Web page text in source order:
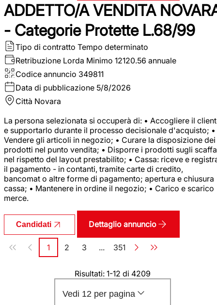
ADDETTO/A VENDITA
- Categorie Protette L.68/99
Tipo di contratto Tempo determinato
Retribuzione Lorda Minimo 12120.56 annuale
Codice annuncio 349811
Data di pubblicazione 5/8/2026
Città Novara
La persona selezionata si occuperà di: • Accogliere il
e supportarlo durante il processo decisionale d'acquisto; •
Vendere gli articoli in negozio; • Curare la disposizione dei
prodotti nel punto vendita; • Disporre i prodotti sugli
nel rispetto del layout prestabilito; • Cassa: riceve e
il pagamento - in contanti, tramite carte di credito,
bancomat o altre forme di pagamento; apertura e chiusura
cassa; • Mantenere in ordine il negozio; • Carico e scarico
merce.
Candidati Dettaglio annuncio
Paginazione
Pagina
1 Pagina
2 Pagina
3 ... Pagina
351
Risultati: 1-12 di 4209
Vedi 12 per pagina